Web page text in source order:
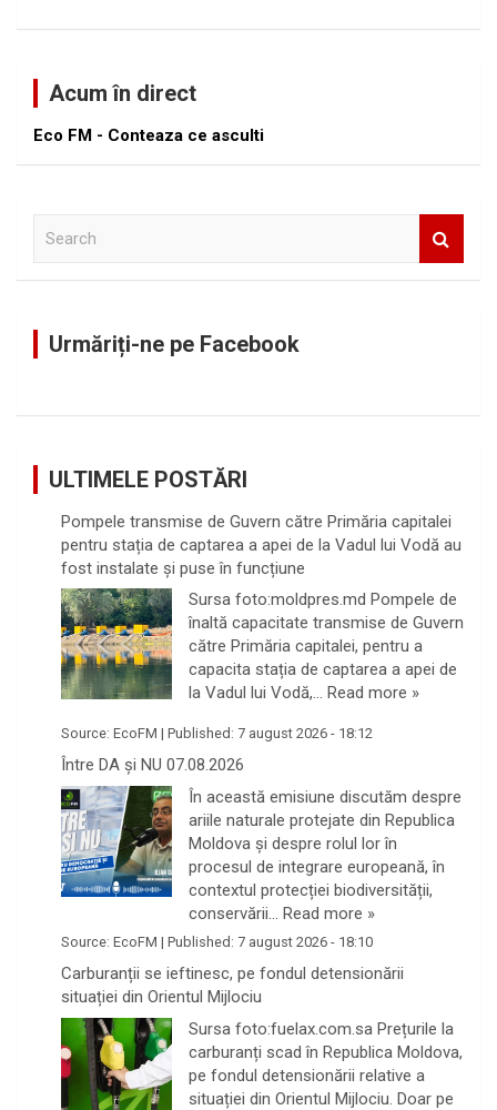
Acum în direct
Eco FM - Conteaza ce asculti
Urmăriți-ne pe Facebook
ULTIMELE POSTĂRI
Pompele transmise de Guvern către Primăria capitalei
pentru stația de captarea a apei de la Vadul lui Vodă au
fost instalate și puse în funcțiune
Sursa foto:moldpres.md Pompele de
înaltă capacitate transmise de Guvern
către Primăria capitalei, pentru a
capacita stația de captarea a apei de
la Vadul lui Vodă,… Read more »
Source: EcoFM | Published: 7 august 2026 - 18:12
Între DA și NU 07.08.2026
În această emisiune discutăm despre
ariile naturale protejate din Republica
Moldova și despre rolul lor în
procesul de integrare europeană, în
contextul protecției biodiversității,
conservării… Read more »
Source: EcoFM | Published: 7 august 2026 - 18:10
Carburanții se ieftinesc, pe fondul detensionării
situației din Orientul Mijlociu
Sursa foto:fuelax.com.sa Prețurile la
carburanți scad în Republica Moldova,
pe fondul detensionării relative a
situației din Orientul Mijlociu. Doar pe